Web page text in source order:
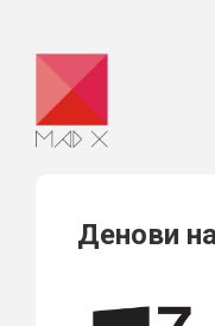
content
Денови